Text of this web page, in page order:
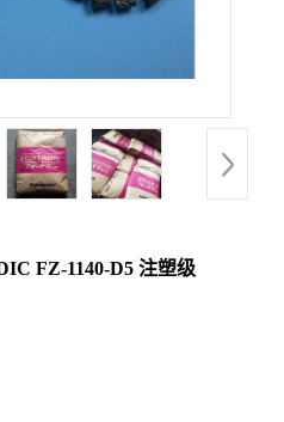
FZ-1140-D5 注塑级